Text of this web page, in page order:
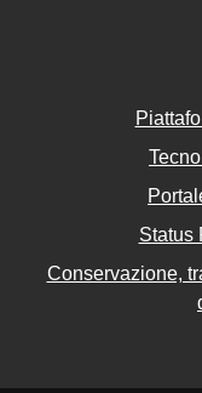
Status
Conservazione,